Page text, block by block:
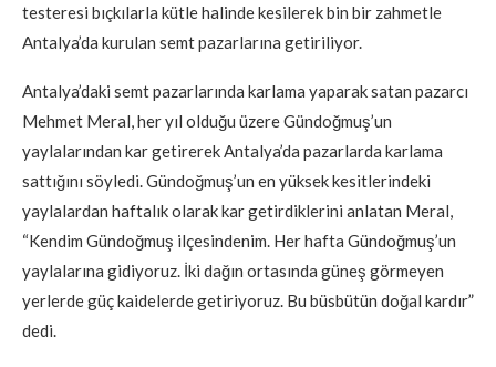
testeresi bıçkılarla kütle halinde kesilerek bin bir zahmetle
Antalya’da kurulan semt pazarlarına getiriliyor.
Antalya’daki semt pazarlarında karlama yaparak satan pazarcı
Mehmet Meral, her yıl olduğu üzere Gündoğmuş’un
yaylalarından kar getirerek Antalya’da pazarlarda karlama
sattığını söyledi. Gündoğmuş’un en yüksek kesitlerindeki
yaylalardan haftalık olarak kar getirdiklerini anlatan Meral,
“Kendim Gündoğmuş ilçesindenim. Her hafta Gündoğmuş’un
yaylalarına gidiyoruz. İki dağın ortasında güneş görmeyen
yerlerde güç kaidelerde getiriyoruz. Bu büsbütün doğal kardır”
dedi.